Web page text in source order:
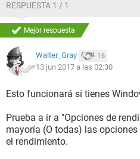
RESPUESTA 1 / 1
Mejor respuesta
Walter_Gray 16
13 jun 2017 a las 02:30
Esto funcionará si tienes
Prueba a ir a "Opciones de
mayoría (O todas) las
el rendimiento.